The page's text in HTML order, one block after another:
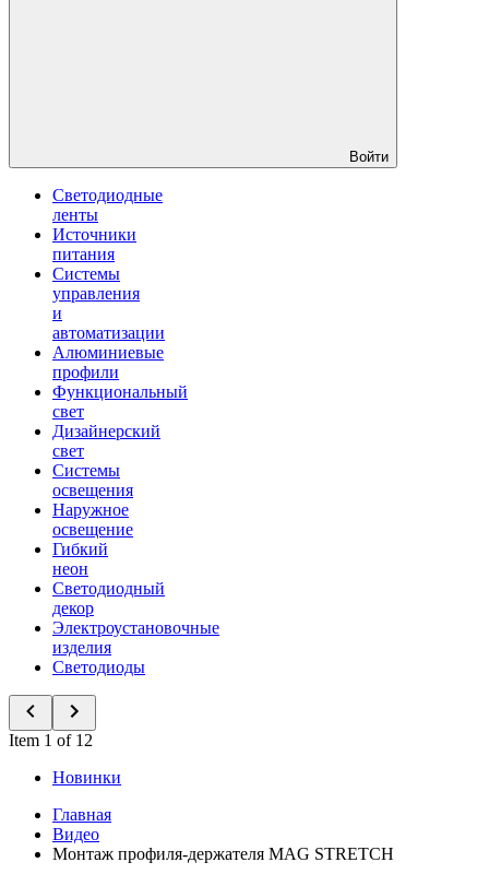
Войти
Светодиодные
ленты
Источники
питания
Системы
управления
и
автоматизации
Алюминиевые
профили
Функциональный
свет
Дизайнерский
свет
Системы
освещения
Наружное
освещение
Гибкий
неон
Светодиодный
декор
Электроустановочные
изделия
Светодиоды
Item 1 of 12
Новинки
Главная
Видео
Монтаж профиля-держателя MAG STRETCH